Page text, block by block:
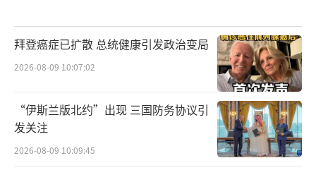
拜登癌症已扩散 总统健康引发政治变局
2026-08-09 10:07:02
“伊斯兰版北约”出现 三国防务协议引
发关注
2026-08-09 10:09:45